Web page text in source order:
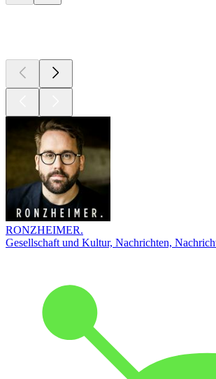
RONZHEIMER.
Gesellschaft und Kultur, Nachrichten,